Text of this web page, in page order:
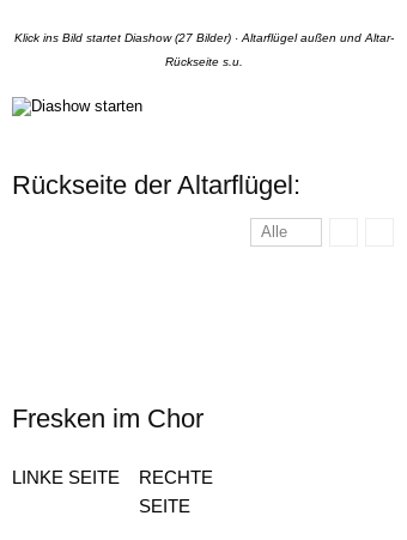
Klick ins Bild startet Diashow (27 Bilder) · Altarflügel außen und Altar-
Rückseite s.u.
Rückseite der Altarflügel:
Alle
Fresken im Chor
LINKE SEITE
RECHTE
SEITE